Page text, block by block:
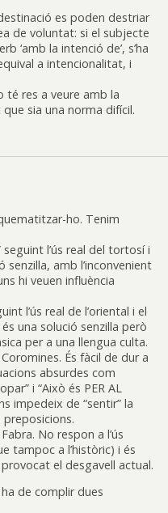
es poden destriar
de voluntat: si el subjecte
‘amb la intenció de’, s’ha
a intencionalitat, i
té res a veure amb la
sia una norma difícil.
ho. Tenim
seguint l’ús real del tortosí i
senzilla, amb l’inconvenient
hi veuen influència
l’ús real de l’oriental i el
una solució senzilla però
per a una llengua culta.
És fàcil de dur a
absurdes com
i “Això és PER AL
impedeix de “sentir” la
No respon a l’ús
tampoc a l’històric) i és
el desgavell actual.
de complir dues